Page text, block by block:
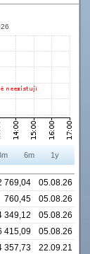
6m 1y
769,04
05.08.26
760,45
05.08.26
349,12
05.08.26
415,09
05.08.26
357,73
22.09.21